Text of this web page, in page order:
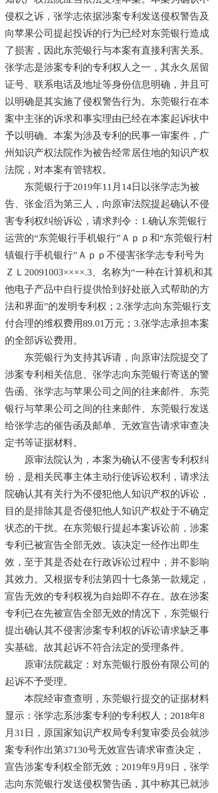
侵权之诉，张学志依据涉案专利发送侵权警告及
向苹果公司提起投诉的行为已经对东莞银行造成
了损害，因此东莞银行与本案有直接利害关系。
张学志是涉案专利的专利权人之一，其永久居留
证号、联系电话及地址等身份信息明确，并且可
以明确是其实施了侵权警告行为。东莞银行在本
案中主张的诉求和事实理由已经在本案起诉状中
予以明确。本案为涉及专利的民事一审案件，广
州知识产权法院作为被告经常居住地的知识产权
法院，对本案有管辖权。
东莞银行于2019年11月14日以张学志为被
告、张金滔为第三人，向原审法院提起确认不侵
害专利权纠纷诉讼，请求判令：1.确认东莞银行
运营的“东莞银行手机银行”Ａｐｐ和“东莞银行村
镇银行手机银行”Ａｐｐ 不侵害张学志专利号为
ＺＬ20091003××××.3、名称为“一种在计算机和其
他电子产品中自行提供恰到好处嵌入式帮助的方
法和界面”的发明专利权；2.张学志向东莞银行支
付合理的维权费用89.01万元；3.张学志承担本案
的全部诉讼费用。
东莞银行为支持其诉请，向原审法院提交了
涉案专利相关信息、张学志向东莞银行寄送的警
告函、张学志与苹果公司之间的往来邮件、东莞
银行与苹果公司之间的往来邮件、东莞银行发送
给张学志的催告函及邮单、无效宣告请求审查决
定书等证据材料。
原审法院认为，本案为确认不侵害专利权纠
纷，是相关民事主体主动行使诉讼权利，请求法
院确认其有关行为不侵犯他人知识产权的诉讼，
目的是排除其是否侵犯他人知识产权处于不确定
状态的干扰。在东莞银行提起本案诉讼前，涉案
专利已被宣告全部无效。该决定一经作出即生
效，至于其是否处在行政诉讼过程中，并不影响
其效力。又根据专利法第四十七条第一款规定，
宣告无效的专利权视为自始即不存在。故在涉案
专利已在先被宣告全部无效的情况下，东莞银行
提出确认其不侵害涉案专利权的诉讼请求缺乏事
实基础。故其起诉不符合法定的受理条件。
原审法院裁定：对东莞银行股份有限公司的
起诉不予受理。
本院经审查查明，东莞银行提交的证据材料
显示：张学志系涉案专利的专利权人；2018年8
月31日，原国家知识产权局专利复审委员会就涉
案专利 作出第37130号无效宣告请求审查决定，
宣告涉案专利权全部无效；2019年9月9日，张学
志向东莞银行发送侵权警告函，其中称其已就涉